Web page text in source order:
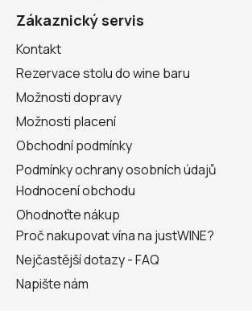
Zákaznický servis
Kontakt
Rezervace stolu do wine baru
Možnosti dopravy
Možnosti placení
Obchodní podmínky
Podmínky ochrany osobních údajů
Hodnocení obchodu
Ohodnoťte nákup
Proč nakupovat vína na justWINE?
Nejčastější dotazy - FAQ
Napište nám